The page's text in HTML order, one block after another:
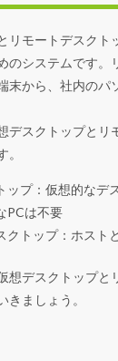
リモートデスクト
のシステムです。
末から、社内のパ
デスクトップとリ
ップ：仮想的なデ
PCは不要
クトップ：ホスト
想デスクトップと
きましょう。